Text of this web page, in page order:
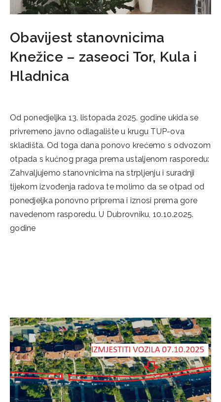
Obavijest stanovnicima
Knežice – zaseoci Tor, Kula i
Hladnica
Od ponedjeljka 13. listopada 2025. godine ukida se
privremeno javno odlagalište u krugu TUP-ova
skladišta. Od toga dana ponovo krećemo s odvozom
otpada s kućnog praga prema ustaljenom rasporedu:
Zahvaljujemo stanovnicima na strpljenju i suradnji
tijekom izvođenja radova te molimo da se otpad od
ponedjeljka ponovno priprema i iznosi prema gore
navedenom rasporedu. U Dubrovniku, 10.10.2025.
godine